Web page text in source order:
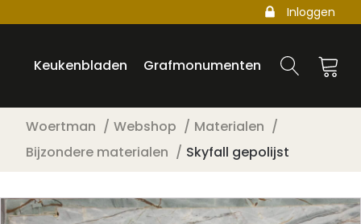
Inloggen
Keukenbladen Grafmonumenten
Woertman Webshop
Materialen
Bijzondere materialen
Skyfall gepolijst